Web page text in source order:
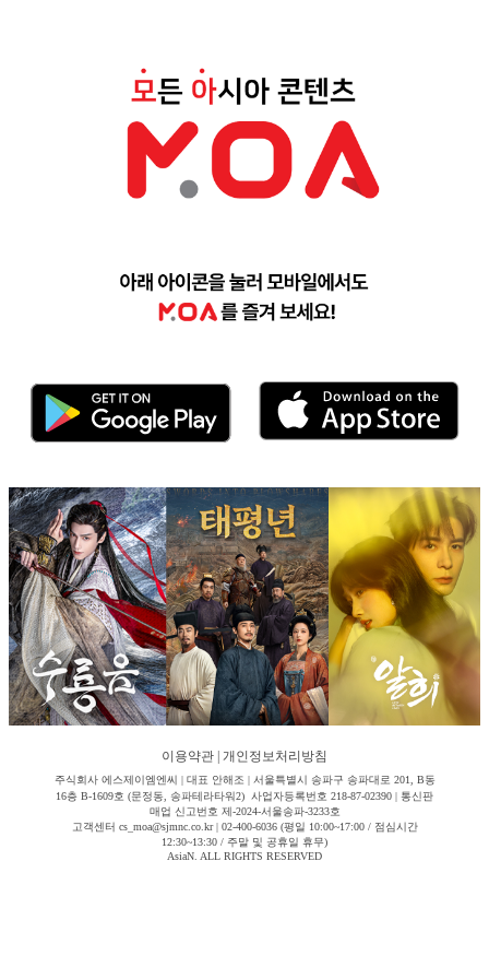
이용약관 개인정보처리방침
주식회사 에스제이엠엔씨 | 대표 안해조 | 서울특별시 송파구 송파대로 201, B동
16층 B-1609호 (문정동, 송파테라타워2) 사업자등록번호 218-87-02390 | 통신판
매업 신고번호 제-2024-서울송파-3233호
고객센터 cs_moa@sjmnc.co.kr | 02-400-6036 (평일 10:00~17:00 / 점심시간
12:30~13:30 / 주말 및 공휴일 휴무)
AsiaN. ALL RIGHTS RESERVED